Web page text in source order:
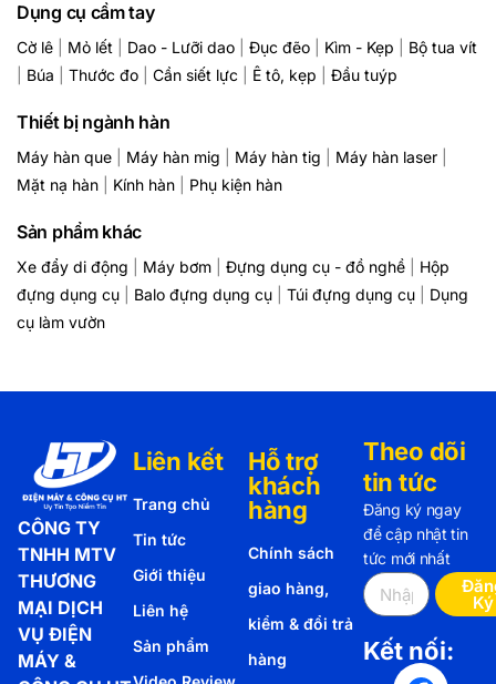
Dụng cụ cầm tay
Cờ lê Mỏ lết Dao - Lưỡi dao Đục đẽo Kìm - Kẹp
Bộ tua vít
Búa Thước đo Cần siết lực Ê tô, kẹp Đầu tuýp
Thiết bị ngành hàn
Máy hàn que Máy hàn mig Máy hàn tig Máy hàn laser
Mặt nạ hàn
Kính hàn Phụ kiện hàn
Sản phẩm khác
Xe đẩy di động Máy bơm Đựng dụng cụ - đồ nghề
Hộp
đựng dụng cụ
Balo đựng dụng cụ Túi đựng dụng cụ
Dụng
cụ làm vườn
CÔNG TY
TNHH MTV
THƯƠNG
MẠI DỊCH
VỤ ĐIỆN
MÁY &
Liên kết
Trang chủ
Tin tức
Giới thiệu
Liên hệ
Sản phẩm
Hỗ trợ
khách
hàng
Chính sách
giao hàng,
kiểm & đổi trả
hàng
Theo dõi
tin tức
Đăng ký ngay
để cập nhật tin
tức mới nhất
Ký
Kết nối: